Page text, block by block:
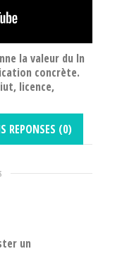
la valeur du ln
concrète.
licence,
REPONSES (0)
un